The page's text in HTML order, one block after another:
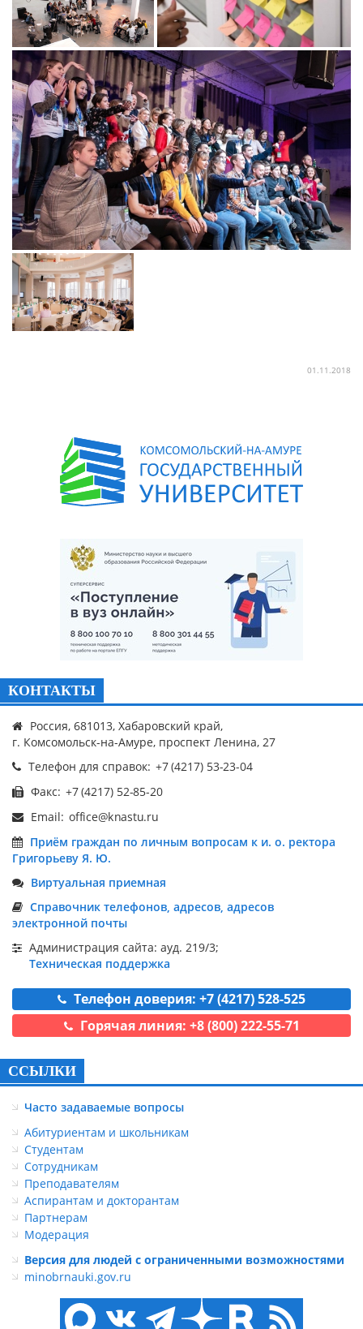
01.11.2018
КОНТАКТЫ
Россия, 681013, Хабаровский край,
г. Комсомольск-на-Амуре, проспект Ленина, 27
Телефон для справок:
Факс:
Email:
Приём граждан по личным вопросам к и. о. ректора
Григорьеву Я. Ю.
Виртуальная приемная
Справочник телефонов, адресов, адресов
электронной почты
Администрация сайта: ауд. 219/3;
Техническая поддержка
Телефон доверия: +7 (4217) 528-525
Горячая линия: +8 (800) 222-55-71
ССЫЛКИ
Часто задаваемые вопросы
Абитуриентам и школьникам
Студентам
Сотрудникам
Преподавателям
Аспирантам и докторантам
Партнерам
Модерация
Версия для людей с ограниченными возможностями
minobrnauki.gov.ru